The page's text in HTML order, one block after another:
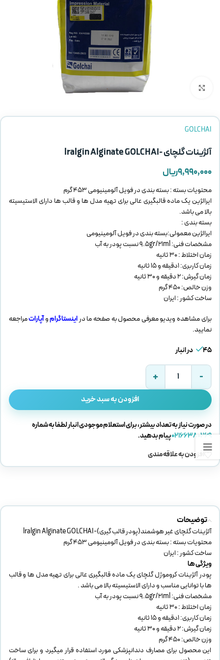
GOLCHAI
آلژینات گلچای -lralgin Alginate GOLCHAI
۹,۹۹۰,۰۰۰ریال
محتویات بسته : بسته بندی در فویل آلومینیومی 453 گرم
ایرالژین یک ماده قالبگیری عالی برای تهیه مدل ها و قالب ها دارای الاستیسیته
بالا می باشد.
بسته بندی :
ایرالژین معمولی:بسته بندی در فویل آلومینیومی
مشخصات فنی: 9.5gr/21ml نسبت پودر به آب
زمان اختلاط : 30 ثانیه
زمان کاربری: 1دقیقه و 15 ثانیه
زمان گیرش: 2 دقیقه و 30 ثانیه
وزن خالص: 450 گرم
ساخت کشور : ایران
برای مشاهده ویدیو معرفی محصول به صفحه ما در اینستاگراموآپاراتمراجعه
نمایید.
45 در انبار
افزودن به سبد خرید
در صورت نیاز به تعداد بیشتر، برای استعلام موجودی انبار لطفا به شماره
02166380269پیام بدهید.
افزودن به علاقه مندی
توضیحات
آلژینات گلچای غیر هوشمند(پودر قالب گیری)-lralgin Alginate GOLCHAI
محتویات بسته : بسته بندی در فویل آلومینیومی 453 گرم
ساخت کشور : ایران
ویژگی ها
پودر آلژینات کروموژل گلچای یک ماده قالبگیری عالی برای تهیه مدل ها و قالب
ها با توانایی مناسب و دارای الاستیسیته بالا می باشد .
مشخصات فنی: 9.5gr/21ml نسبت پودر به آب
زمان اختلاط : 30 ثانیه
زمان کاربری: 1دقیقه و 15 ثانیه
زمان گیرش: 2 دقیقه و 30 ثانیه
وزن خالص: 450 گرم
این محصول برای مصارف دندانپزشکی مورد استفاده قرار میگیرد و برای ساخت